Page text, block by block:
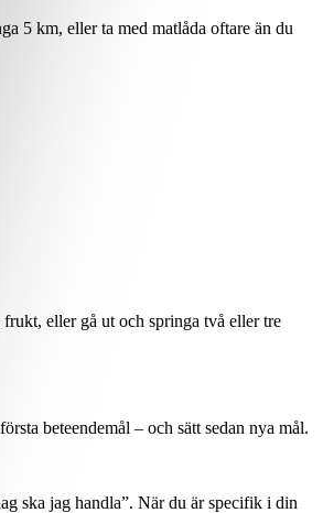
5 km, eller ta med matlåda oftare än du
eller gå ut och springa två eller tre
beteendemål – och sätt sedan nya mål.
ska jag handla”. När du är specifik i din